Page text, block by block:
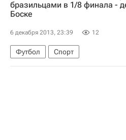
бразильцами в 1/8 финала -
Боске
6 декабря 2013, 23:39 12
Футбол
Спорт
Мультимедийный спортивный